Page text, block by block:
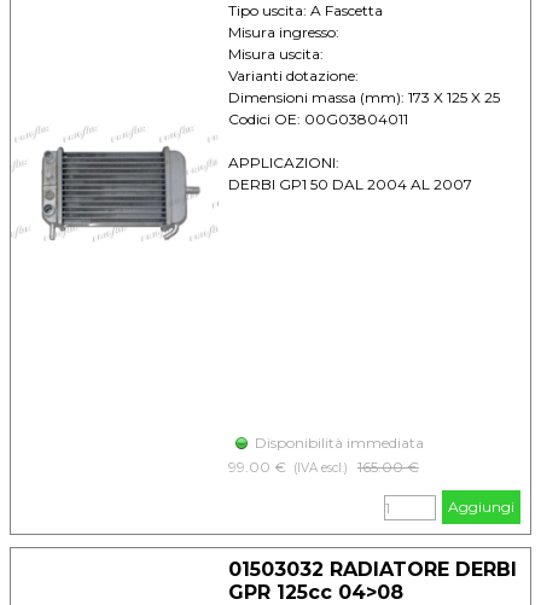
Tipo uscita: A Fascetta
Misura ingresso:
Misura uscita:
Varianti dotazione:
Dimensioni massa (mm): 173 X 125 X 25
Codici OE: 00G03804011
APPLICAZIONI:
DERBI GP1 50 DAL 2004 AL 2007
Disponibilità immediata
99.00 €
(IVA escl.) Prezzo senza sconto
165.00 €
Aggiungi
01503032 RADIATORE DERBI
GPR 125cc 04>08